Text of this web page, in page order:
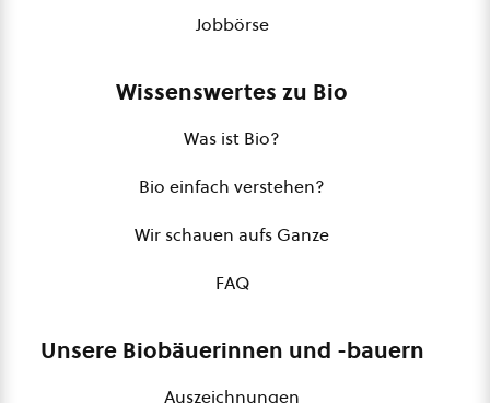
Jobbörse
Wissenswertes zu Bio
Was ist Bio?
Bio einfach verstehen?
Wir schauen aufs Ganze
FAQ
Unsere Biobäuerinnen und -bauern
Auszeichnungen